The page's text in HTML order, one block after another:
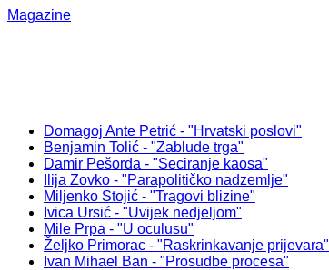
Magazine
Domagoj Ante Petrić - "Hrvatski poslovi"
Benjamin Tolić - "Zablude trga"
Damir Pešorda - "Seciranje kaosa"
Ilija Zovko - "Parapolitičko nadzemlje"
Miljenko Stojić - "Tragovi blizine"
Ivica Ursić - "Uvijek nedjeljom"
Mile Prpa - "U oculusu"
Željko Primorac - "Raskrinkavanje prijevara"
Ivan Mihael Ban - "Prosudbe procesa"